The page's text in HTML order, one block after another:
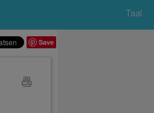
Taal
Save